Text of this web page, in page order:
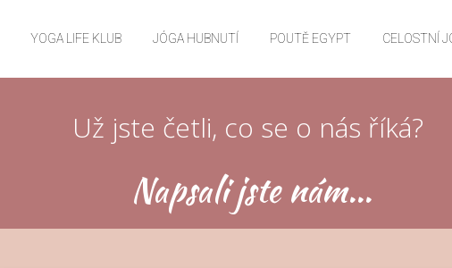
YOGA LIFE KLUB JÓGA HUBNUTÍ POUTĚ EGYPT CELOSTNÍ
Už jste četli, co se o nás říká?
Napsali jste nám...